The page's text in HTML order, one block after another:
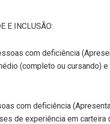
E INCLUSÃO:
com deficiência
(completo ou cursando)
com deficiência
de experiência em carteira